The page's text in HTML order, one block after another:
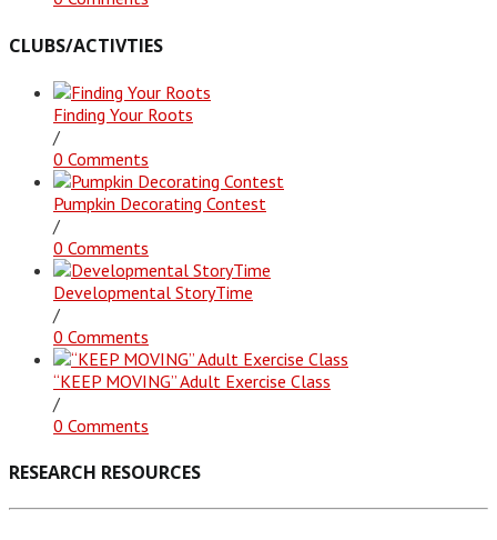
CLUBS/ACTIVTIES
Finding Your Roots
/
0 Comments
Pumpkin Decorating Contest
/
0 Comments
Developmental StoryTime
/
0 Comments
“KEEP MOVING” Adult Exercise Class
/
0 Comments
RESEARCH RESOURCES